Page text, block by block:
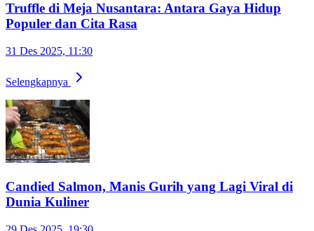
Truffle di Meja Nusantara: Antara Gaya Hidup
Populer dan Cita Rasa
31 Des 2025, 11:30
Selengkapnya
Candied Salmon, Manis Gurih yang Lagi Viral di
Dunia Kuliner